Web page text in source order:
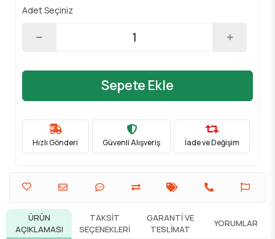
Adet Seçiniz
Sepete Ekle
Hızlı Gönderi Güvenli Alışveriş İade ve Değişim
ÜRÜN
AÇIKLAMASI
TAKSIT
SEÇENEKLERI
GARANTI VE
TESLIMAT
YORUMLAR